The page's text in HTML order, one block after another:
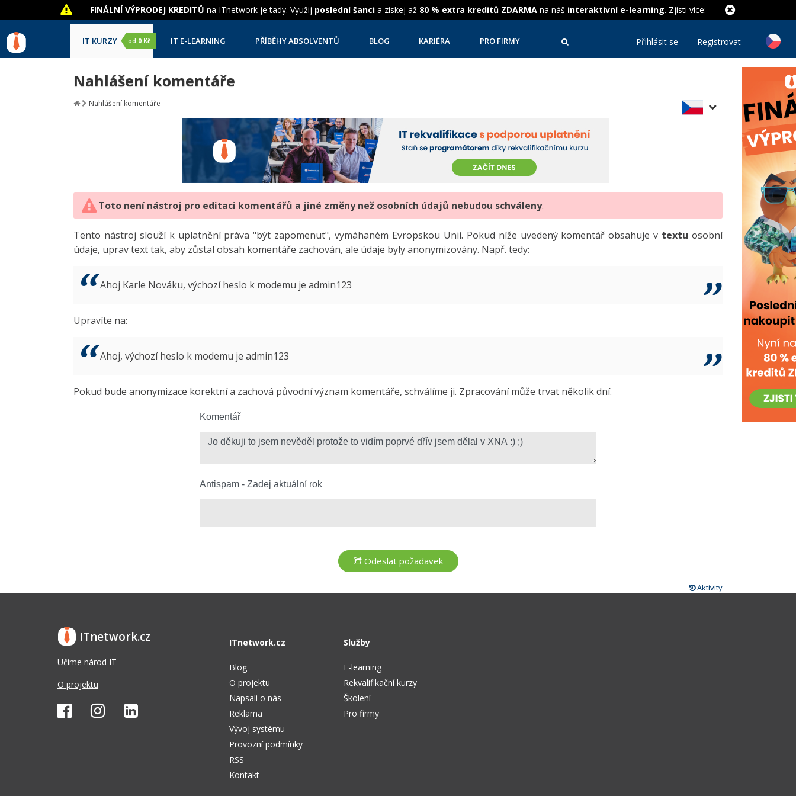
FINÁLNÍ VÝPRODEJ KREDITŮ na ITnetwork je tady. Využij poslední šanci a získej až 80 % extra kreditů ZDARMA na náš interaktivní e-learning. Zjisti více:
IT KURZY od 0 Kč IT E-LEARNING PŘÍBĚHY ABSOLVENTŮ BLOG KARIÉRA PRO FIRMY Přihlásit se Registrovat
Nahlášení komentáře
Nahlášení komentáře
Toto není nástroj pro editaci komentářů a jiné změny než osobních údajů nebudou schváleny.
Tento nástroj slouží k uplatnění práva "být zapomenut", vymáhaném Evropskou Unií. Pokud níže uvedený komentář obsahuje v textu osobní
údaje, uprav text tak, aby zůstal obsah komentáře zachován, ale údaje byly anonymizovány. Např. tedy:
Ahoj Karle Nováku, výchozí heslo k modemu je admin123
Upravíte na:
Ahoj, výchozí heslo k modemu je admin123
Pokud bude anonymizace korektní a zachová původní význam komentáře, schválíme ji. Zpracování může trvat několik dní.
Komentář
Antispam - Zadej aktuální rok
Aktivity
ITnetwork.cz
Učíme národ IT
O projektu
ITnetwork.cz
Blog
O projektu
Napsali o nás
Reklama
Vývoj systému
Provozní podmínky
RSS
Kontakt
Služby
E-learning
Rekvalifikační kurzy
Školení
Pro firmy